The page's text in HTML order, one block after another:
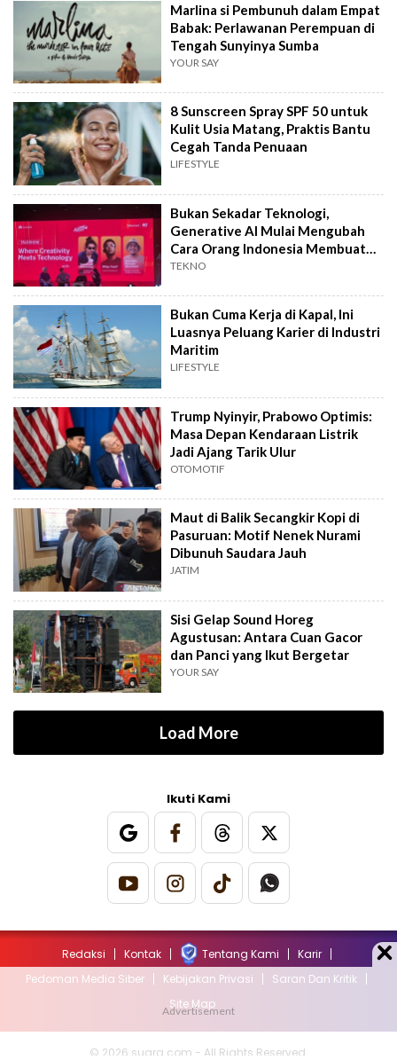
Marlina si Pembunuh dalam Empat
Babak: Perlawanan Perempuan di
Tengah Sunyinya Sumba
YOUR SAY
8 Sunscreen Spray SPF 50 untuk
Kulit Usia Matang, Praktis Bantu
Cegah Tanda Penuaan
LIFESTYLE
Bukan Sekadar Teknologi,
Generative AI Mulai Mengubah
Cara Orang Indonesia Membuat
Film
TEKNO
Bukan Cuma Kerja di Kapal, Ini
Luasnya Peluang Karier di Industri
Maritim
LIFESTYLE
Trump Nyinyir, Prabowo Optimis:
Masa Depan Kendaraan Listrik
Jadi Ajang Tarik Ulur
OTOMOTIF
Maut di Balik Secangkir Kopi di
Pasuruan: Motif Nenek Nurami
Dibunuh Saudara Jauh
JATIM
Sisi Gelap Sound Horeg
Agustusan: Antara Cuan Gacor
dan Panci yang Ikut Bergetar
YOUR SAY
Load More
Ikuti Kami
Redaksi Kontak Tentang Kami
Karir
Pedoman Media Siber
Kebijakan Privasi
Saran Dan Kritik
Site Map
© 2026 suara.com - All Rights Reserved.